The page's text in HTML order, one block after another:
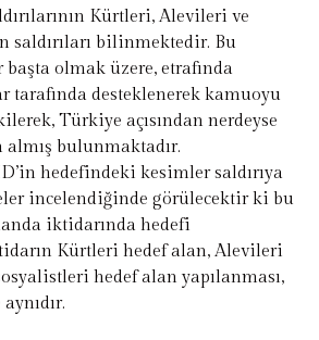
Kürtleri, Alevileri ve
saldırıları bilinmektedir. Bu
olmak üzere, etrafında
tarafında desteklenerek kamuoyu
Türkiye açısından nerdeyse
bulunmaktadır.
hedefindeki kesimler saldırıya
incelendiğinde görülecektir ki bu
iktidarında hedefi
Kürtleri hedef alan, Alevileri
hedef alan yapılanması,